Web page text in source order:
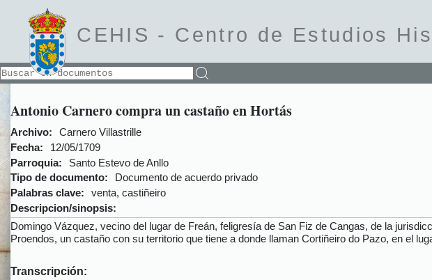
CEHIS - Centro de Estudios
Antonio Carnero compra un castaño en Hortás
Archivo:
Carnero Villastrille
Fecha:
12/05/1709
Parroquia:
Santo Estevo de Anllo
Tipo de documento:
Documento de acuerdo privado
Palabras clave:
venta, castiñeiro
Descripcion/sinopsis:
Domingo Vázquez, vecino del lugar de Freán, feligresía de San Fiz de Cangas, de la
Proendos, un castaño con su territorio que tiene a donde llaman Cortiñeiro do Pazo, en el
Transcripción: